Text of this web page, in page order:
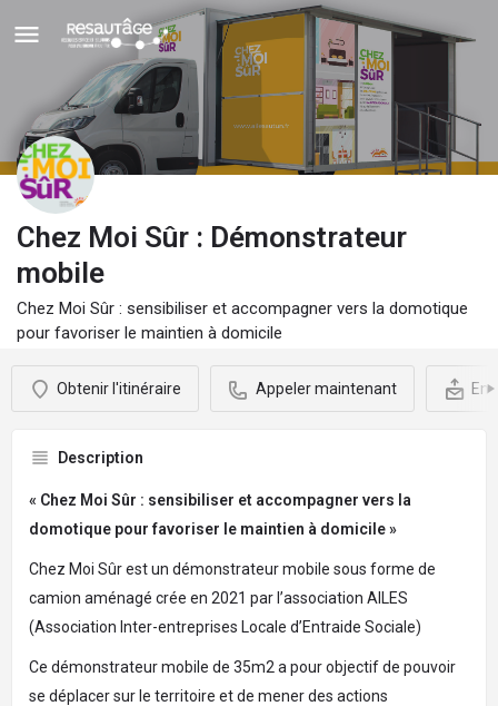
Chez Moi Sûr : Démonstrateur
mobile
Chez Moi Sûr : sensibiliser et accompagner vers la domotique
pour favoriser le maintien à domicile
Obtenir l'itinéraire Appeler maintenant
Description
« Chez Moi Sûr : sensibiliser et accompagner vers la
domotique pour favoriser le maintien à domicile »
Chez Moi Sûr est un démonstrateur mobile sous forme de
camion aménagé crée en 2021 par l’association AILES
(Association Inter-entreprises Locale d’Entraide Sociale)
Ce démonstrateur mobile de 35m2 a pour objectif de pouvoir
se déplacer sur le territoire et de mener des actions